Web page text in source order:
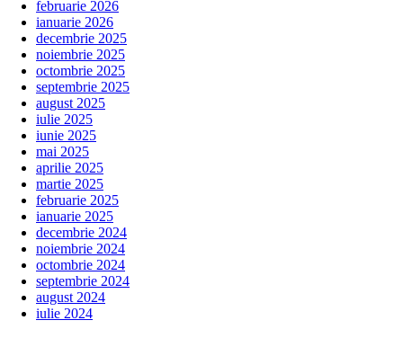
februarie 2026
ianuarie 2026
decembrie 2025
noiembrie 2025
octombrie 2025
septembrie 2025
august 2025
iulie 2025
iunie 2025
mai 2025
aprilie 2025
martie 2025
februarie 2025
ianuarie 2025
decembrie 2024
noiembrie 2024
octombrie 2024
septembrie 2024
august 2024
iulie 2024